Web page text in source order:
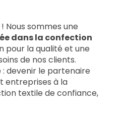
! Nous sommes une
dans la confection
pour la qualité et une
de nos clients.
devenir le partenaire
entreprises à la
textile de confiance,